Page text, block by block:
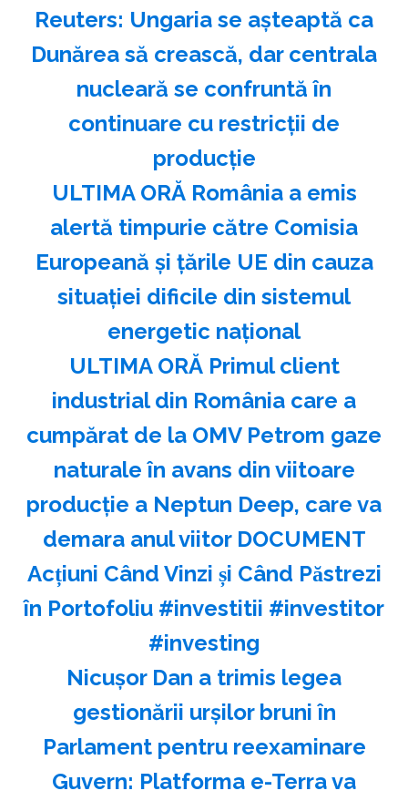
Reuters: Ungaria se aşteaptă ca
Dunărea să crească, dar centrala
nucleară se confruntă în
continuare cu restricţii de
producţie
ULTIMA ORĂ România a emis
alertă timpurie către Comisia
Europeană și țările UE din cauza
situației dificile din sistemul
energetic național
ULTIMA ORĂ Primul client
industrial din România care a
cumpărat de la OMV Petrom gaze
naturale în avans din viitoare
producție a Neptun Deep, care va
demara anul viitor DOCUMENT
Acțiuni Când Vinzi și Când Păstrezi
în Portofoliu #investitii #investitor
#investing
Nicuşor Dan a trimis legea
gestionării urşilor bruni în
Parlament pentru reexaminare
Guvern: Platforma e-Terra va